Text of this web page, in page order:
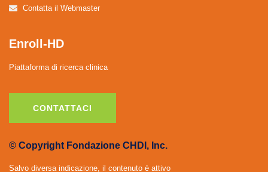
Contatta il Webmaster
Enroll-HD
Piattaforma di ricerca clinica
CONTATTACI
© Copyright Fondazione CHDI, Inc.
Salvo diversa indicazione, il contenuto è attivo